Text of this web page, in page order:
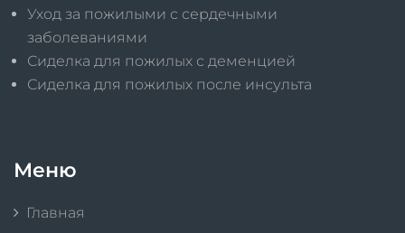
Уход за пожилыми с сердечными
заболеваниями
Сиделка для пожилых с деменцией
Сиделка для пожилых после инсульта
Меню
Главная